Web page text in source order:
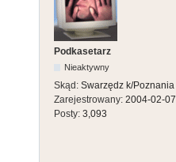
Podkasetarz
Nieaktywny
Skąd: Swarzędz k/Poznania
Zarejestrowany: 2004-02-07
Posty: 3,093